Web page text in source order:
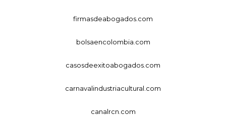
firmasdeabogados.com
bolsaencolombia.com
casosdeexitoabogados.com
carnavalindustriacultural.com
canalrcn.com